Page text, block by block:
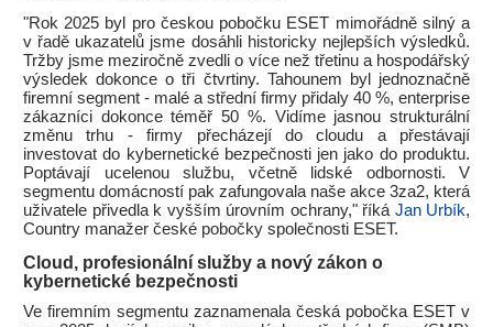
"Rok 2025 byl pro českou pobočku ESET mimořádně silný a
v řadě ukazatelů jsme dosáhli historicky nejlepších výsledků.
Tržby jsme meziročně zvedli o více než třetinu a hospodářský
výsledek dokonce o tři čtvrtiny. Tahounem byl jednoznačně
firemní segment - malé a střední firmy přidaly 40 %, enterprise
zákazníci dokonce téměř 50 %. Vidíme jasnou strukturální
změnu trhu - firmy přecházejí do cloudu a přestávají
investovat do kybernetické bezpečnosti jen jako do produktu.
Poptávají ucelenou službu, včetně lidské odbornosti. V
segmentu domácností pak zafungovala naše akce 3za2, která
uživatele přivedla k vyšším úrovním ochrany," říká Jan Urbík,
Country manažer české pobočky společnosti ESET.
Cloud, profesionální služby a nový zákon o
kybernetické bezpečnosti
Ve firemním segmentu zaznamenala česká pobočka ESET v